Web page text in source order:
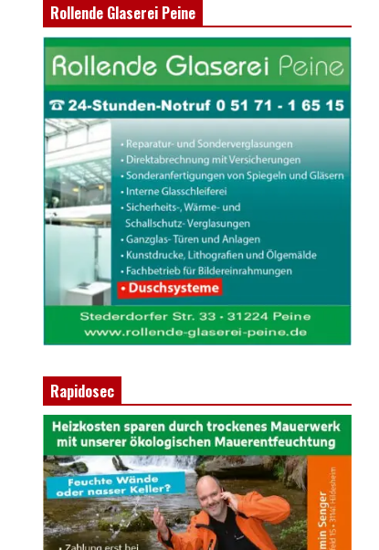
Rollende Glaserei Peine
Rapidosec